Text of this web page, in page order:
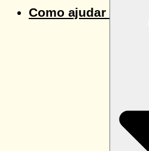
Como ajudar